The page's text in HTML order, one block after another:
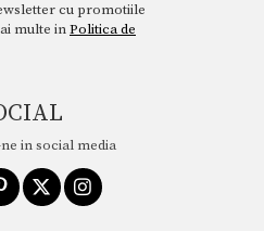
cu promotiile
multe inPolitica de
in social media